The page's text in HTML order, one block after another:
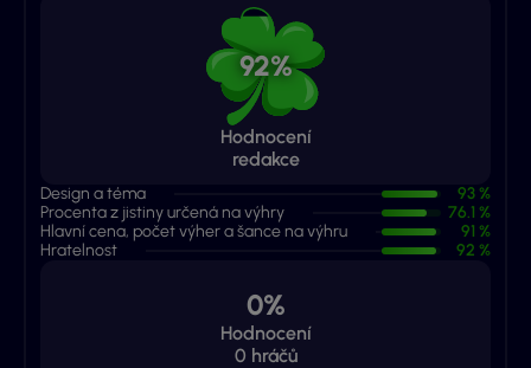
92%
Hodnocení
redakce
Design a téma
93 %
Procenta z jistiny určená na výhry
76.1 %
Hlavní cena, počet výher a šance na výhru
91 %
Hratelnost
92 %
0%
Hodnocení
0 hráčů